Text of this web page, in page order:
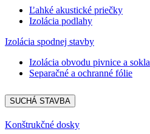
Ľahké akustické priečky
Izolácia podlahy
Izolácia spodnej stavby
Izolácia obvodu pivnice a sokla
Separačné a ochranné fólie
SUCHÁ STAVBA
Konštrukčné dosky